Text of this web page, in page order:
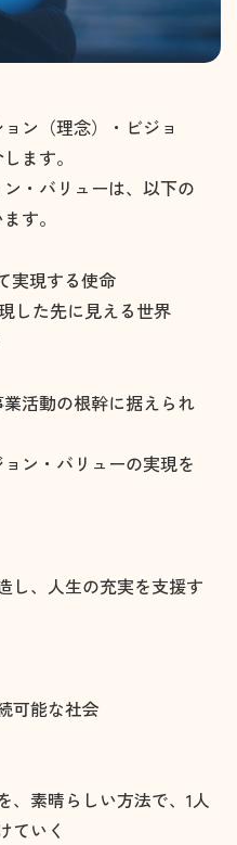
ン（理念）・ビジョ
ます。
・バリューは、以下の
す。
実現する使命
した先に見える世界
活動の根幹に据えられ
ン・バリューの実現を
し、人生の充実を支援す
可能な社会
、素晴らしい方法で、1人
ていく